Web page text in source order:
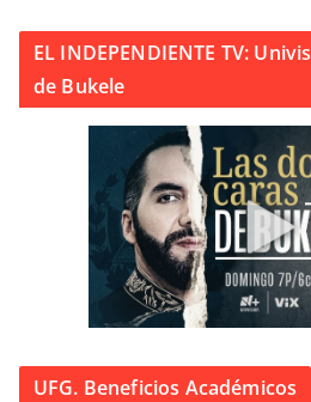
EL INDEPENDIENTE TV:
de Bukele
UFG. Beneficios Académicos